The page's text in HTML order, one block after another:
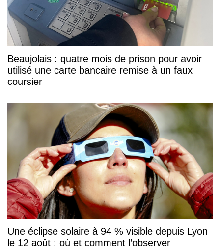
Beaujolais : quatre mois de prison pour avoir
utilisé une carte bancaire remise à un faux
coursier
Une éclipse solaire à 94 % visible depuis Lyon
le 12 août : où et comment l’observer